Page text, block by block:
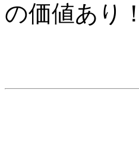
の価値あり！